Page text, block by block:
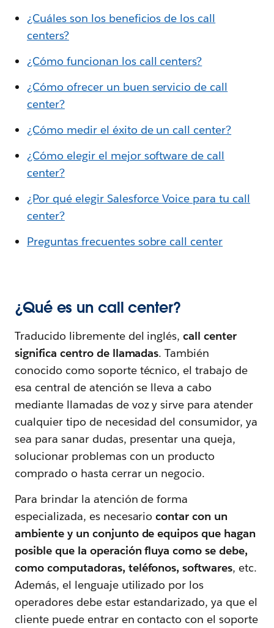
¿Cuáles son los beneficios de los call
centers?
¿Cómo funcionan los call centers?
¿Cómo ofrecer un buen servicio de call
center?
¿Cómo medir el éxito de un call center?
¿Cómo elegir el mejor software de call
center?
¿Por qué elegir Salesforce Voice para tu call
center?
Preguntas frecuentes sobre call center
¿Qué es un call center?
Traducido libremente del inglés,call center
significa centro de llamadas. También
conocido como soporte técnico, el trabajo de
esa central de atención se lleva a cabo
mediante llamadas de voz y sirve para atender
cualquier tipo de necesidad del consumidor, ya
sea para sanar dudas, presentar una queja,
solucionar problemas con un producto
comprado o hasta cerrar un negocio.
Para brindar la atención de forma
especializada, es necesariocontar con un
ambiente y un conjunto de equipos que hagan
posible que la operación fluya como se debe,
como computadoras, teléfonos, softwares, etc.
Además, el lenguaje utilizado por los
operadores debe estar estandarizado, ya que el
cliente puede entrar en contacto con el soporte